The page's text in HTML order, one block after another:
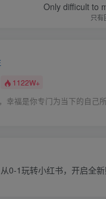
Only difficult to
只
1122W+
幸福是你专门为当下的自己
0-1玩转小红书，开启全